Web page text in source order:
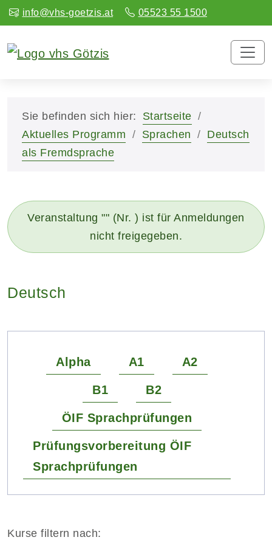
info@vhs-goetzis.at 05523 55 1500
Sie befinden sich hier:
Startseite
Aktuelles Programm
Sprachen
Deutsch
als Fremdsprache
Veranstaltung "" (Nr. ) ist für Anmeldungen
nicht freigegeben.
Deutsch
Alpha A1 A2
B1 B2
ÖIF Sprachprüfungen
Prüfungsvorbereitung ÖIF
Sprachprüfungen
Kurse filtern nach: